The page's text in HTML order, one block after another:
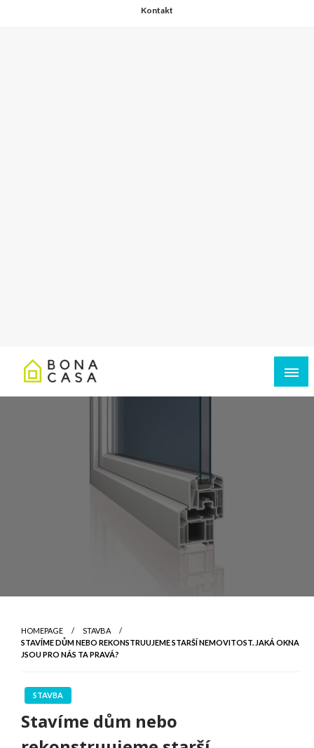
Kontakt
HOMEPAGE
STAVBA
STAVÍME DŮM NEBO REKONSTRUUJEME STARŠÍ NEMOVITOST. JAKÁ OKNA
JSOU PRO NÁS TA PRAVÁ?
STAVBA
Stavíme dům nebo